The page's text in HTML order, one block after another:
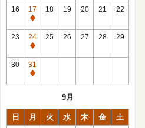
館
日
16
17
休
館
日
18 19 20 21 22
23
24
休
館
日
25 26 27 28 29
30
31
休
9月
日 月 火 水 木 金 土